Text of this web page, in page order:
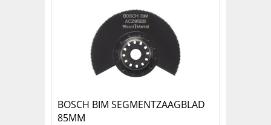
BOSCH BIM SEGMENTZAAGBLAD
85MM